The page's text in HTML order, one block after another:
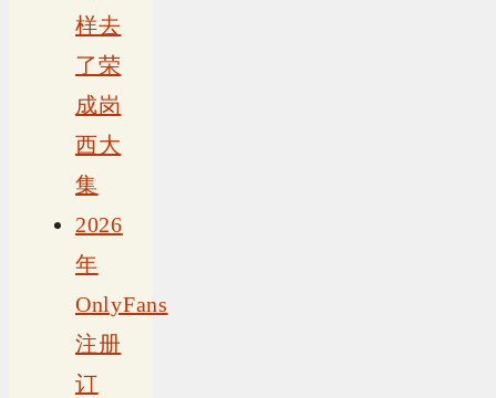
样去
了荣
成岗
西大
集
2026
年
OnlyFans
注册
订